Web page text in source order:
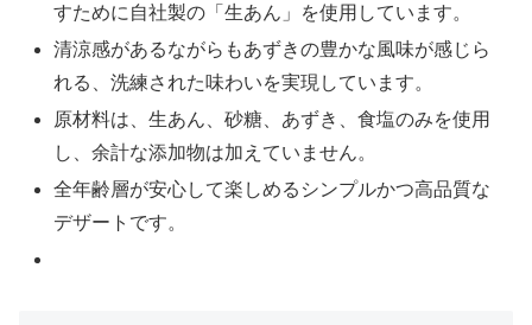
すために自社製の「生あん」を使用しています。
清涼感があるながらもあずきの豊かな風味が感じら
れる、洗練された味わいを実現しています。
原材料は、生あん、砂糖、あずき、食塩のみを使用
し、余計な添加物は加えていません。
全年齢層が安心して楽しめるシンプルかつ高品質な
デザートです。